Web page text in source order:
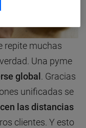
repite muchas
Una pyme
global
. Gracias
unificadas se
las distancias
clientes. Y esto